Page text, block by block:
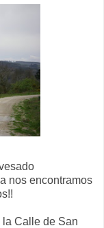
nos encontramos
la Calle de San